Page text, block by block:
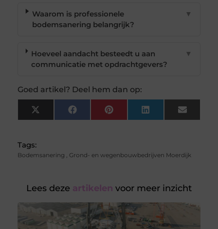
Waarom is professionele
bodemsanering belangrijk?
▼
Hoeveel aandacht besteedt u aan
communicatie met opdrachtgevers?
▼
Goed artikel? Deel hem dan op:
X
(Twitter)
FacebookPinterest LinkedIn Email
Tags:
Bodemsanering , Grond- en wegenbouwbedrijven Moerdijk
Lees deze artikelen voor meer inzicht